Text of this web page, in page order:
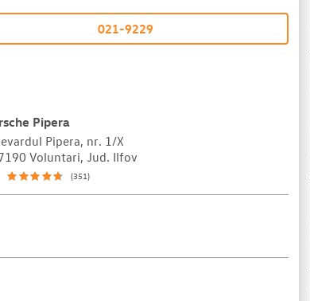
021-9229
Pipera
Pipera, nr. 1/X
Voluntari, Jud. Ilfov
(351)